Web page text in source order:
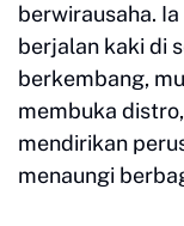
berwirausaha.
berjalan kaki di
berkembang,
membuka
mendirikan
menaungi